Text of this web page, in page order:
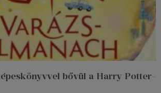
bővül a Harry Potter-